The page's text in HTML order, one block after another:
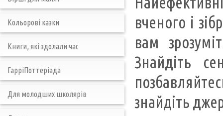
вченого і
вам
Знайдіть
знайдіть
Кольорові казки
Книги, які здолали час
ГарріПоттеріада
Для молодших школярів